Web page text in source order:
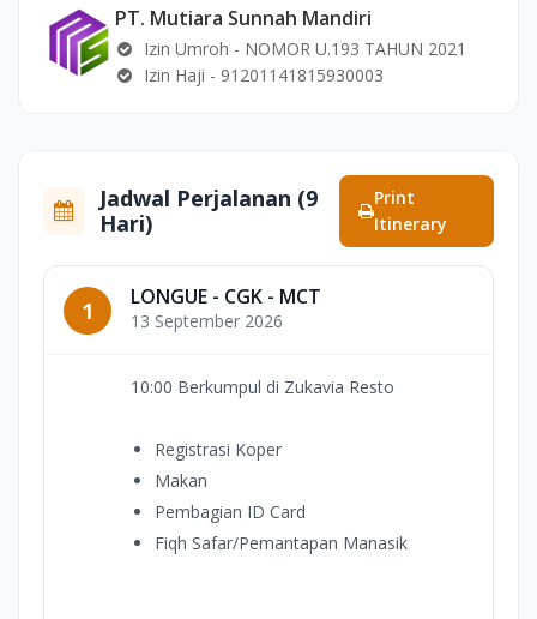
PT. Mutiara Sunnah Mandiri
Izin Umroh - NOMOR U.193 TAHUN 2021
Izin Haji - 91201141815930003
Jadwal Perjalanan (9
Hari)
Print
Itinerary
1 LONGUE - CGK - MCT
13 September 2026
10:00 Berkumpul di Zukavia Resto
Registrasi Koper
Makan
Pembagian ID Card
Fiqh Safar/Pemantapan Manasik